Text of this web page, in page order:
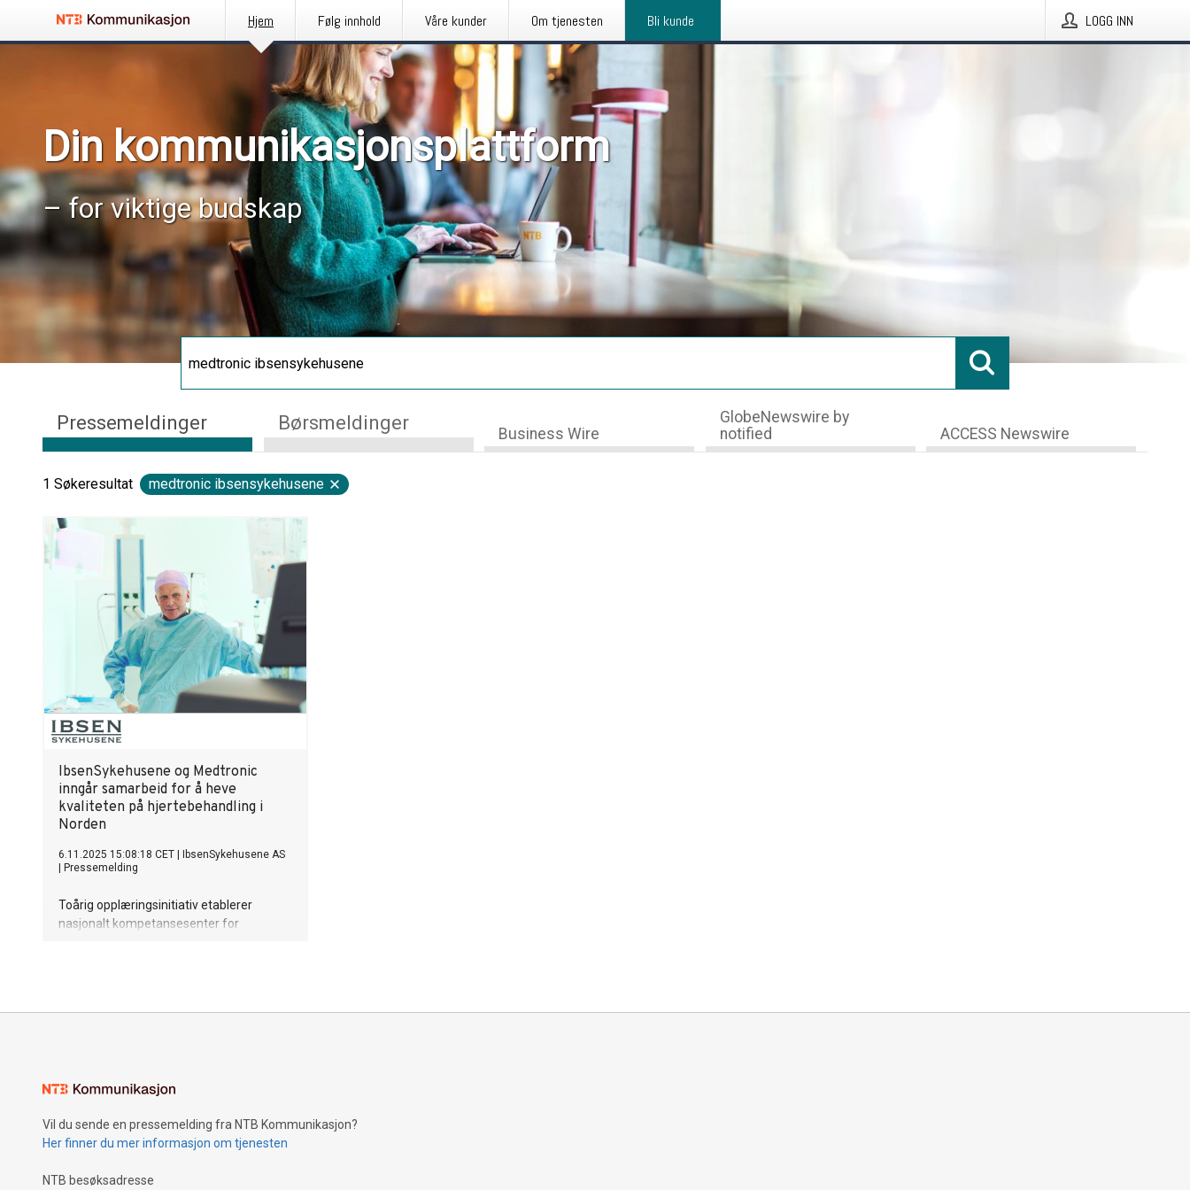
Hjem Følg innhold Våre kunder Om tjenesten Bli kunde LOGG INN
Din kommunikasjonsplattform
– for viktige budskap
Pressemeldinger Børsmeldinger Business Wire
GlobeNewswire by
notified
ACCESS Newswire
1 Søkeresultat medtronic ibsensykehusene
IbsenSykehusene og Medtronic
inngår samarbeid for å heve
kvaliteten på hjertebehandling i
Norden
6.11.2025 15:08:18 CET
IbsenSykehusene AS
Pressemelding
Toårig opplæringsinitiativ etablerer
nasjonalt kompetansesenter for
for å styrke nasjonale opplæringstilbud
Vil du sende en pressemelding fra NTB Kommunikasjon?
Her finner du mer informasjon om tjenesten
NTB besøksadresse